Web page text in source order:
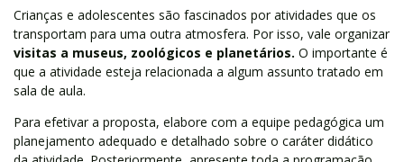
Crianças e adolescentes são fascinados por atividades que os
transportam para uma outra atmosfera. Por isso, vale organizar
visitas a museus, zoológicos e planetários. O importante é
que a atividade esteja relacionada a algum assunto tratado em
sala de aula.
Para efetivar a proposta, elabore com a equipe pedagógica um
planejamento adequado e detalhado sobre o caráter didático